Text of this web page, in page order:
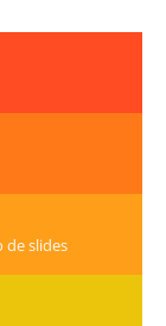
de slides